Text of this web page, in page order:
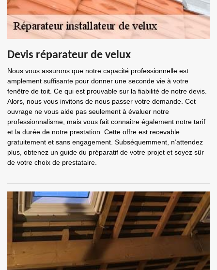
Devis réparateur de velux
Nous vous assurons que notre capacité professionnelle est
amplement suffisante pour donner une seconde vie à votre
fenêtre de toit. Ce qui est prouvable sur la fiabilité de notre devis.
Alors, nous vous invitons de nous passer votre demande. Cet
ouvrage ne vous aide pas seulement à évaluer notre
professionnalisme, mais vous fait connaitre également notre tarif
et la durée de notre prestation. Cette offre est recevable
gratuitement et sans engagement. Subséquemment, n’attendez
plus, obtenez un guide du préparatif de votre projet et soyez sûr
de votre choix de prestataire.